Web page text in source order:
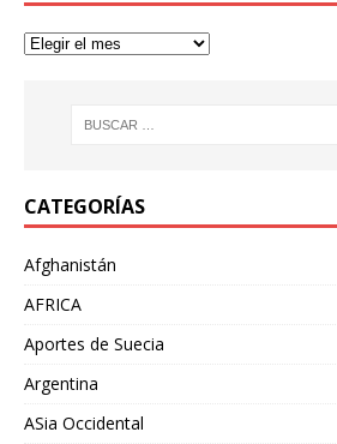
CATEGORÍAS
Afghanistán
AFRICA
Aportes de Suecia
Argentina
ASia Occidental